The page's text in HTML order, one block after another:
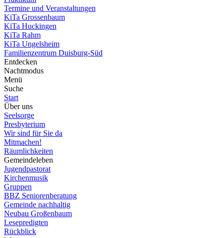
Termine und Veranstaltungen
KiTa Grossenbaum
KiTa Huckingen
KiTa Rahm
KiTa Ungelsheim
Familienzentrum Duisburg-Süd
Entdecken
Nachtmodus
Menü
Suche
Start
Über uns
Seelsorge
Presbyterium
Wir sind für Sie da
Mitmachen!
Räumlichkeiten
Gemeindeleben
Jugendpastorat
Kirchenmusik
Gruppen
BBZ Seniorenberatung
Gemeinde nachhaltig
Neubau Großenbaum
Lesepredigten
Rückblick